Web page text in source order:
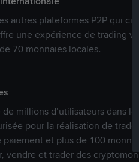
autres plateformes P2P qui
une expérience de trading
70 monnaies locales.
millions d’utilisateurs dans
pour la réalisation de
paiement et plus de 100
vendre et trader des